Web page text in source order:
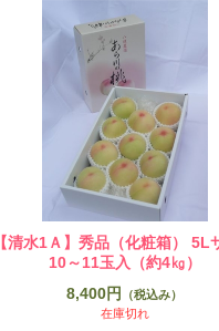
【清水1Ａ】秀品（化粧箱） 5L
10～11玉入（約4㎏）
8,400円
（税込み）
在庫切れ